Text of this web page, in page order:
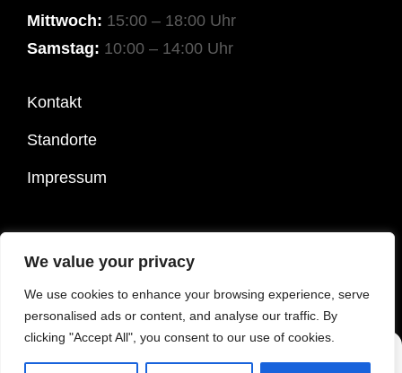
We value your privacy
We use cookies to enhance your browsing experience, serve
personalised ads or content, and analyse our traffic. By
clicking "Accept All", you consent to our use of cookies.
Mittwoch: 15:00 – 18:00 Uhr
Samstag: 10:00 – 14:00 Uhr
Kontakt
Standorte
Impressum
COPYRIGHT © 2026
DARK BYCATCH THEMES